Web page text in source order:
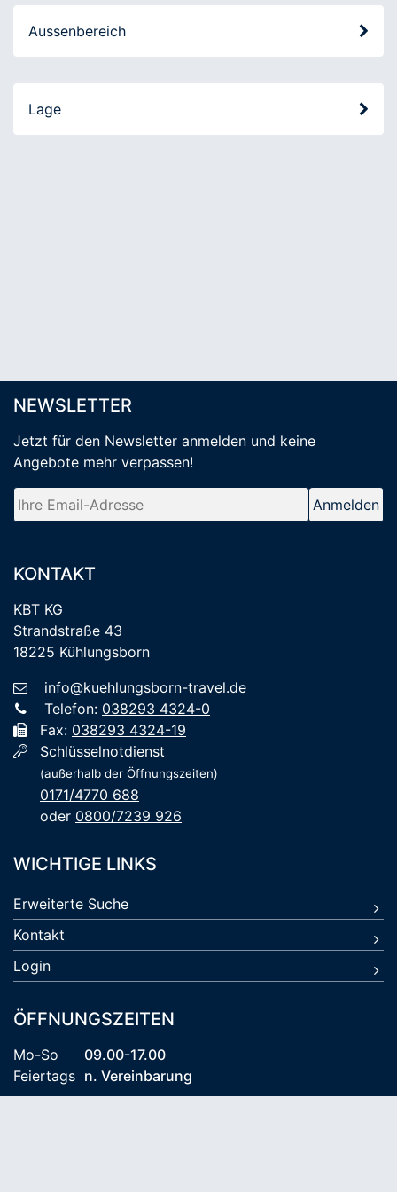
Aussenbereich
Lage
NEWSLETTER
Jetzt für den Newsletter anmelden und keine
Angebote mehr verpassen!
WICHTIGE LINKS
Erweiterte Suche
Kontakt
Login
ÖFFNUNGSZEITEN
Mo-So
09.00-17.00
Feiertags n. Vereinbarung
KONTAKT
KBT KG
Strandstraße 43
18225 Kühlungsborn
info@kuehlungsborn-travel.de
Telefon: 038293 4324-0
Fax: 038293 4324-19
Schlüsselnotdienst
(außerhalb der Öffnungszeiten)
0171/4770 688
oder 0800/7239 926